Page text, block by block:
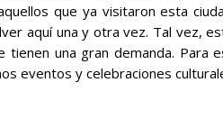
que ya visitaron esta
aquí una y otra vez. Tal vez,
tienen una gran demanda. Para
eventos y celebraciones